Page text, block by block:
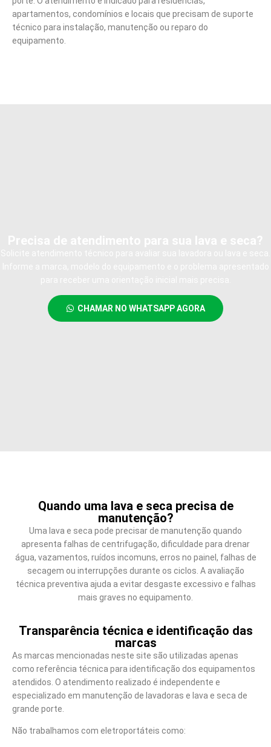
apartamentos, condomínios e locais que precisam de suporte
técnico para instalação, manutenção ou reparo do
equipamento.
CHAMAR NO WHATSAPP AGORA
Quando uma lava e seca precisa de
manutenção?
Uma lava e seca pode precisar de manutenção quando
apresenta falhas de centrifugação, dificuldade para drenar
água, vazamentos, ruídos incomuns, erros no painel, falhas de
secagem ou interrupções durante os ciclos. A avaliação
técnica preventiva ajuda a evitar desgaste excessivo e falhas
mais graves no equipamento.
Transparência técnica e identificação das
marcas
As marcas mencionadas neste site são utilizadas apenas
como referência técnica para identificação dos equipamentos
atendidos. O atendimento realizado é independente e
especializado em manutenção de lavadoras e lava e seca de
grande porte.
Não trabalhamos com eletroportáteis como: